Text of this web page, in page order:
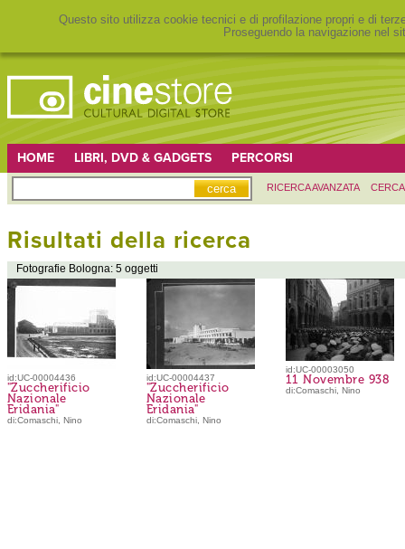
Questo sito utilizza cookie tecnici e di profilazione propri e di
Proseguendo la navigazione nel
HOME LIBRI, DVD & GADGETS PERCORSI
RICERCA AVANZATA
Risultati della ricerca
Fotografie Bologna: 5 oggetti
id:UC-00004436
"Zuccherificio
Nazionale
Eridania"
di:Comaschi, Nino
id:UC-00004437
"Zuccherificio
Nazionale
Eridania"
di:Comaschi, Nino
id:UC-00003050
11 Novembre 938
di:Comaschi, Nino